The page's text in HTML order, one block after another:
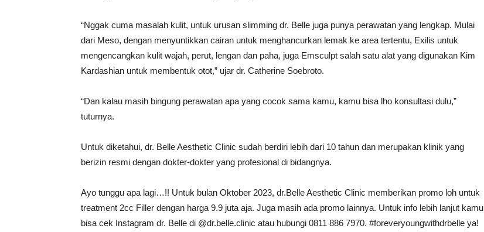
“Nggak cuma masalah kulit, untuk urusan slimming dr. Belle juga punya perawatan yang lengkap. Mulai
dari Meso, dengan menyuntikkan cairan untuk menghancurkan lemak ke area tertentu, Exilis untuk
mengencangkan kulit wajah, perut, lengan dan paha, juga Emsculpt salah satu alat yang digunakan Kim
Kardashian untuk membentuk otot,” ujar dr. Catherine Soebroto.
“Dan kalau masih bingung perawatan apa yang cocok sama kamu, kamu bisa lho konsultasi dulu,”
tuturnya.
Untuk diketahui, dr. Belle Aesthetic Clinic sudah berdiri lebih dari 10 tahun dan merupakan klinik yang
berizin resmi dengan dokter-dokter yang profesional di bidangnya.
Ayo tunggu apa lagi…!! Untuk bulan Oktober 2023, dr.Belle Aesthetic Clinic memberikan promo loh untuk
treatment 2cc Filler dengan harga 9.9 juta aja. Juga masih ada promo lainnya. Untuk info lebih lanjut kamu
bisa cek Instagram dr. Belle di @dr.belle.clinic atau hubungi 0811 886 7970. #foreveryoungwithdrbelle ya!